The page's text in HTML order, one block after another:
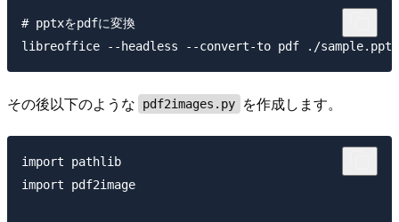
# pptxをpdfに変換
その後以下のような pdf2images.py を作成します。
import pathlib
import pdf2image